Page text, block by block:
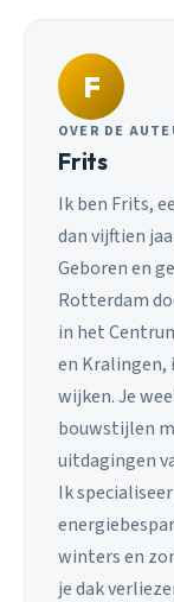
F
OVER DE
Frits
Ik ben Frits,
dan vijftien
Geboren en
Rotterdam
in het
en Kralingen,
wijken. Je
bouwstijlen
uitdagingen
Ik
winters en
je dak